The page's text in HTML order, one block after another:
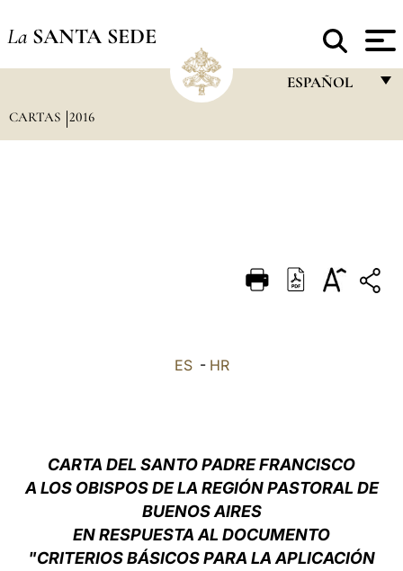
La SANTA SEDE
ESPAÑOL
DEUTSCH
CARTAS 2016
ES- HR
CARTA DEL SANTO PADRE FRANCISCO
A LOS OBISPOS DE LA REGIÓN PASTORAL DE
BUENOS AIRES
EN RESPUESTA AL DOCUMENTO
"CRITERIOS BÁSICOS PARA LA APLICACIÓN